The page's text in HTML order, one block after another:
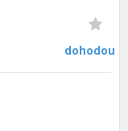
dohodou